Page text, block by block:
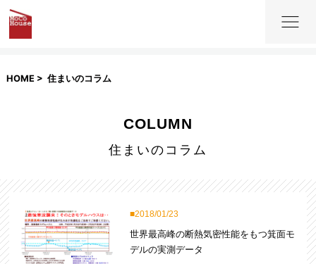
HOME 住まいのコラム
COLUMN
住まいのコラム
2018/01/23
世界最高峰の断熱気密性能をもつ箕面モ
デルの実測データ